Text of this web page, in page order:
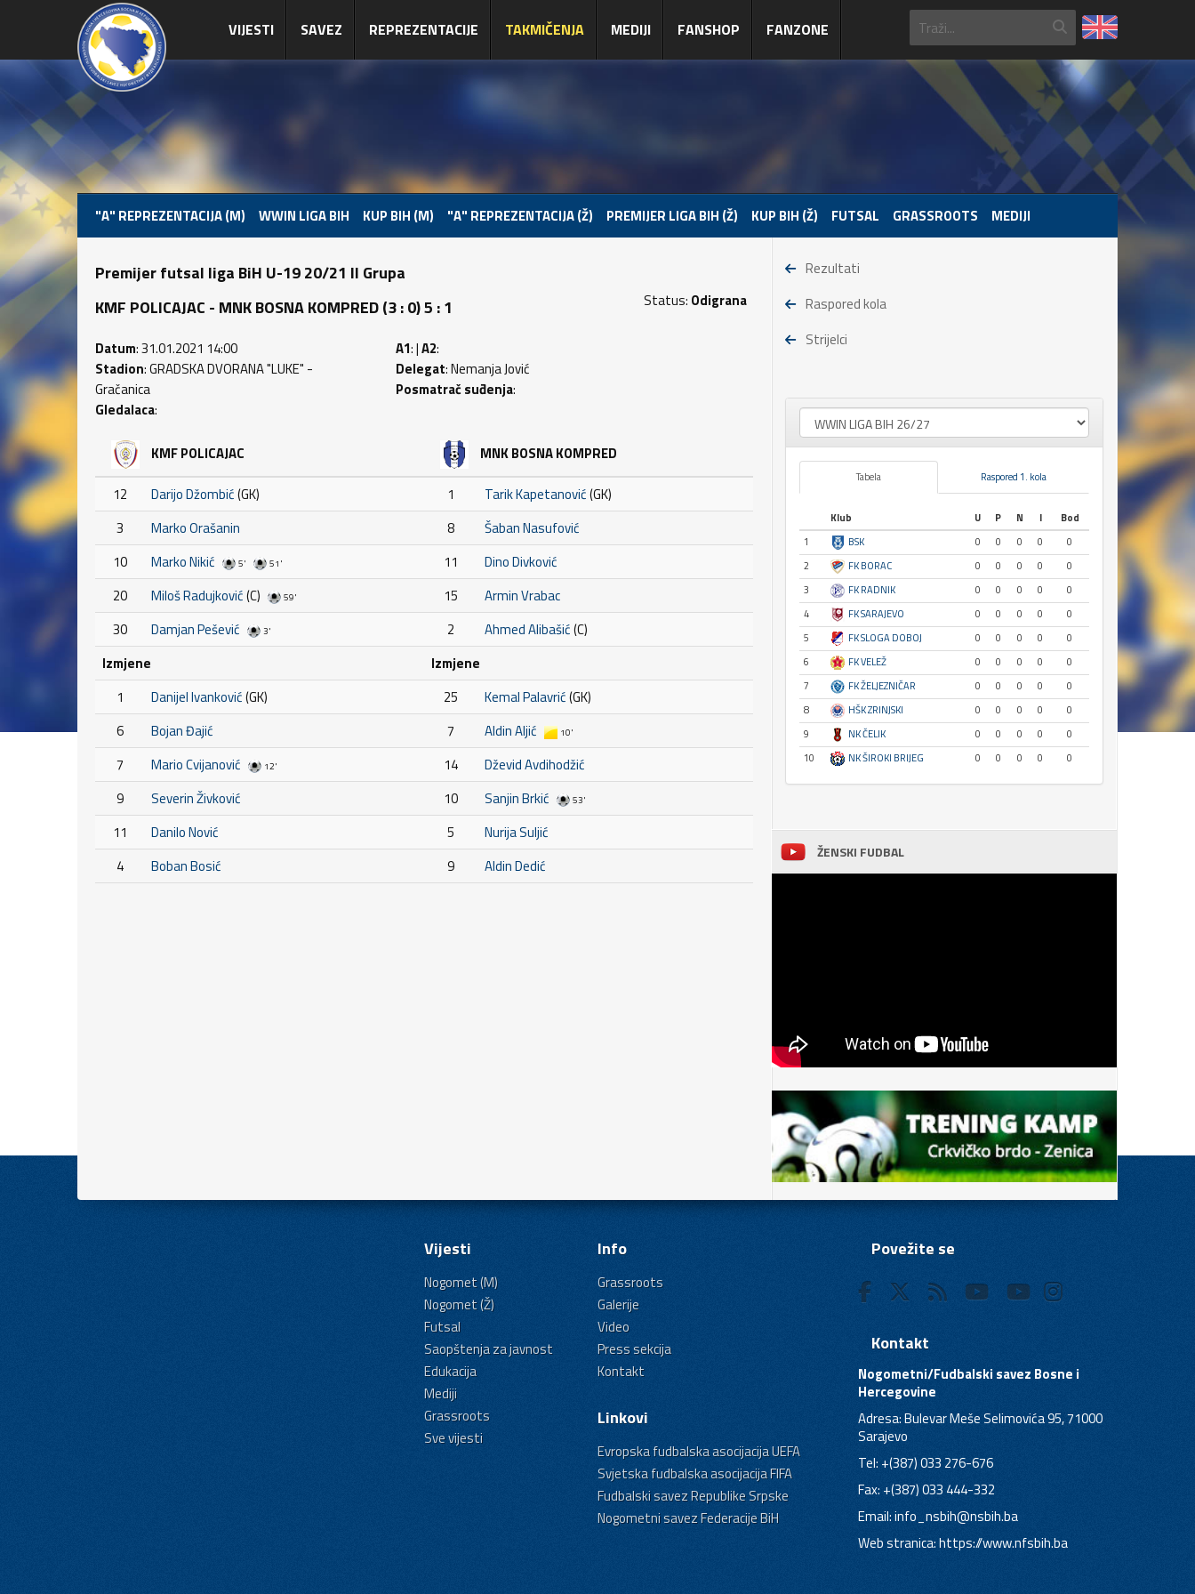
VIJESTI SAVEZ REPREZENTACIJE TAKMIČENJA MEDIJI FANSHOP FANZONE
"A" REPREZENTACIJA (M) WWIN LIGA BIH KUP BIH (M) "A" REPREZENTACIJA (Ž) PREMIJER LIGA BIH (Ž) KUP BIH (Ž) FUTSAL GRASSROOTS MEDIJI
Premijer futsal liga BiH U-19 20/21 II Grupa
KMF POLICAJAC - MNK BOSNA KOMPRED (3 : 0) 5 : 1
Status: Odigrana
Datum: 31.01.2021 14:00
Stadion: GRADSKA DVORANA "LUKE" -
Gračanica
Gledalaca:
A1: |A2:
Delegat: Nemanja Jović
Posmatrač suđenja:
KMF POLICAJAC
12 Darijo Džombić(GK)
3
Marko Orašanin
10
Marko Nikić 5' 51'
20 Miloš Radujković(C) 59'
30 Damjan Pešević 3'
Izmjene
1
Danijel Ivanković(GK)
6
Bojan Đajić
7
Mario Cvijanović 12'
9
Severin Živković
11
Danilo Nović
4
Boban Bosić
MNK BOSNA KOMPRED
1 Tarik Kapetanović(GK)
8
Šaban Nasufović
11
Dino Divković
15
Armin Vrabac
2
Ahmed Alibašić(C)
Izmjene
25
Kemal Palavrić(GK)
7
Aldin Aljić 10'
14
Dževid Avdihodžić
10
Sanjin Brkić 53'
5
Nurija Suljić
9
Aldin Dedić
Rezultati
Raspored kola
Strijelci
Tabela Raspored 1. kola
Klub U P N I
Bod
1
BSK 0 0 0 0
0
2
FK BORAC 0 0 0 0
0
3
FK RADNIK 0 0 0 0
0
4
FK SARAJEVO 0 0 0 0
0
5
FK SLOGA DOBOJ 0 0 0 0
0
6
FK VELEŽ 0 0 0 0
0
7
FK ŽELJEZNIČAR 0 0 0 0
0
8
HŠK ZRINJSKI 0 0 0 0
0
9
NK ČELIK 0 0 0 0
0
10
NK ŠIROKI BRIJEG 0 0 0 0 0
ŽENSKI FUDBAL
Vijesti
Nogomet (M)
Nogomet (Ž)
Futsal
Saopštenja za javnost
Edukacija
Mediji
Grassroots
Sve vijesti
Info
Grassroots
Galerije
Video
Press sekcija
Kontakt
Linkovi
Evropska fudbalska asocijacija UEFA
Svjetska fudbalska asocijacija FIFA
Fudbalski savez Republike Srpske
Nogometni savez Federacije BiH
Povežite se
Kontakt
Nogometni/Fudbalski savez Bosne i
Hercegovine
Adresa: Bulevar Meše Selimovića 95, 71000
Sarajevo
Tel: +(387) 033 276-676
Fax: +(387) 033 444-332
Email:info_nsbih@nsbih.ba
Web stranica: https://www.nfsbih.ba